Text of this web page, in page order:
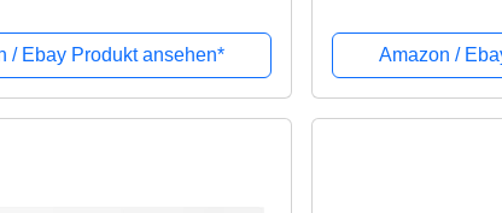
/ Ebay Produkt ansehen*
Amazon /